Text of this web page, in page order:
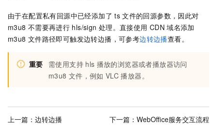
由于在配置私有回源中已经添加了 ts 文件的回源参数，因此对
m3u8 不需要再进行 hls/sign 处理。直接使用 CDN 域名添加
m3u8 文件路径即可触发边转边播，可参考边转边播查看。
重要 需使用支持 hls 播放的浏览器或者播放器访问
m3u8 文件，例如 VLC 播放器。
上一篇： 边转边播 下一篇： WebOffice服务交互流程